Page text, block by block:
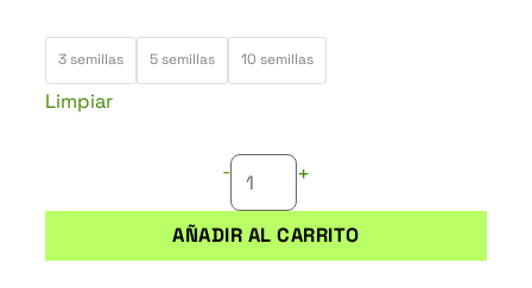
desde
63,75 €
3 semillas 5 semillas 10 semillas
Limpiar
-
ACID
cantidad
+
AÑADIR AL CARRITO